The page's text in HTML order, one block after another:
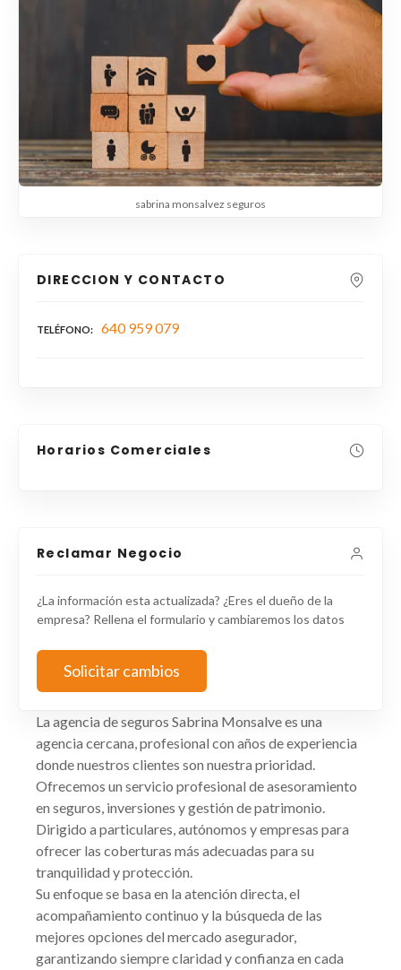
sabrina monsalvez seguros
DIRECCION Y CONTACTO
TELÉFONO 640 959 079
Horarios Comerciales
Reclamar Negocio
¿La información esta actualizada? ¿Eres el dueño de la
empresa? Rellena el formulario y cambiaremos los datos
Solicitar cambios
La agencia de seguros Sabrina Monsalve es una
agencia cercana, profesional con años de experiencia
donde nuestros clientes son nuestra prioridad.
Ofrecemos un servicio profesional de asesoramiento
en seguros, inversiones y gestión de patrimonio.
Dirigido a particulares, autónomos y empresas para
ofrecer las coberturas más adecuadas para su
tranquilidad y protección.
Su enfoque se basa en la atención directa, el
acompañamiento continuo y la búsqueda de las
mejores opciones del mercado asegurador,
garantizando siempre claridad y confianza en cada